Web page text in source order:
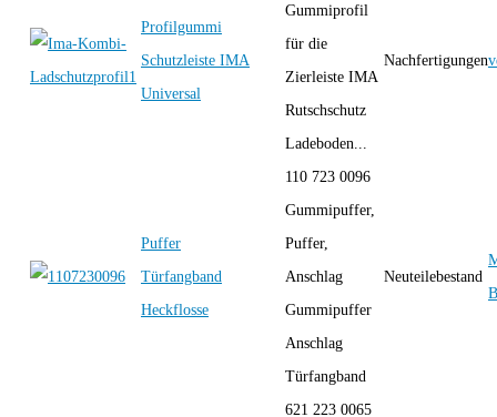
Profilgummi
Schutzleiste IMA
Universal
Gummiprofil
für die
Zierleiste IMA
Rutschschutz
Ladeboden...
Nachfertigungen
Puffer
Türfangband
Heckflosse
110 723 0096
Gummipuffer,
Puffer,
Anschlag
Gummipuffer
Anschlag
Türfangband
Neuteilebestand
621 223 0065